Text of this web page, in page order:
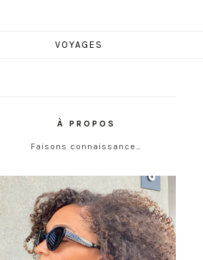
VOYAGES
À PROPOS
Faisons connaissance…